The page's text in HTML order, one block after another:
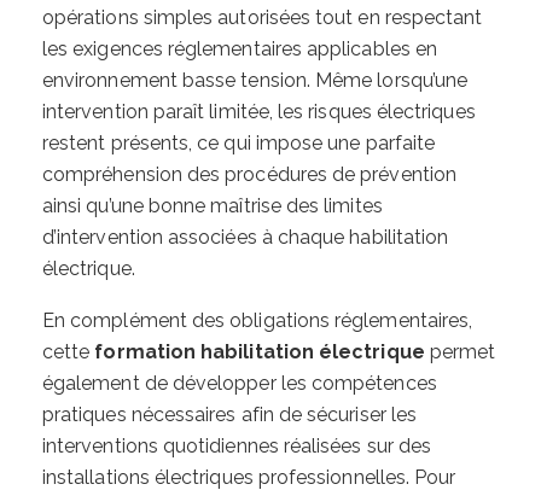
opérations simples autorisées tout en respectant
les exigences réglementaires applicables en
environnement basse tension. Même lorsqu’une
intervention paraît limitée, les risques électriques
restent présents, ce qui impose une parfaite
compréhension des procédures de prévention
ainsi qu’une bonne maîtrise des limites
d’intervention associées à chaque habilitation
électrique.
En complément des obligations réglementaires,
cette formation habilitation électrique permet
également de développer les compétences
pratiques nécessaires afin de sécuriser les
interventions quotidiennes réalisées sur des
installations électriques professionnelles. Pour